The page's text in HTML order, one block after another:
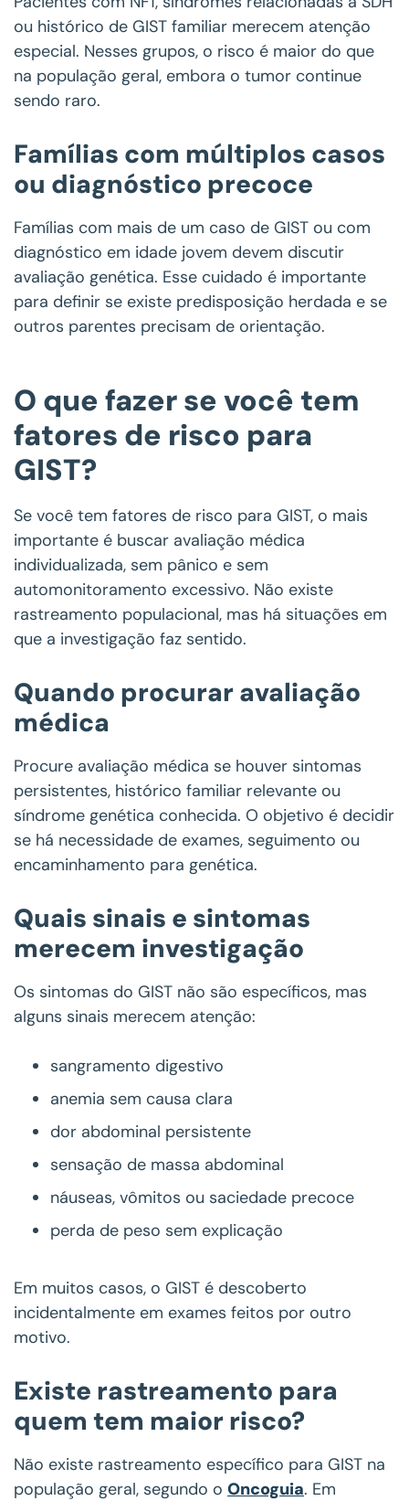
ou histórico de GIST familiar merecem atenção
especial. Nesses grupos, o risco é maior do que
na população geral, embora o tumor continue
sendo raro.
Famílias com múltiplos casos
ou diagnóstico precoce
Famílias com mais de um caso de GIST ou com
diagnóstico em idade jovem devem discutir
avaliação genética. Esse cuidado é importante
para definir se existe predisposição herdada e se
outros parentes precisam de orientação.
O que fazer se você tem
fatores de risco para
GIST?
Se você tem fatores de risco para GIST, o mais
importante é buscar avaliação médica
individualizada, sem pânico e sem
automonitoramento excessivo. Não existe
rastreamento populacional, mas há situações em
que a investigação faz sentido.
Quando procurar avaliação
médica
Procure avaliação médica se houver sintomas
persistentes, histórico familiar relevante ou
síndrome genética conhecida. O objetivo é decidir
se há necessidade de exames, seguimento ou
encaminhamento para genética.
Quais sinais e sintomas
merecem investigação
Os sintomas do GIST não são específicos, mas
alguns sinais merecem atenção:
sangramento digestivo
anemia sem causa clara
dor abdominal persistente
sensação de massa abdominal
náuseas, vômitos ou saciedade precoce
perda de peso sem explicação
Em muitos casos, o GIST é descoberto
incidentalmente em exames feitos por outro
motivo.
Existe rastreamento para
quem tem maior risco?
Não existe rastreamento específico para GIST na
população geral, segundo o Oncoguia. Em